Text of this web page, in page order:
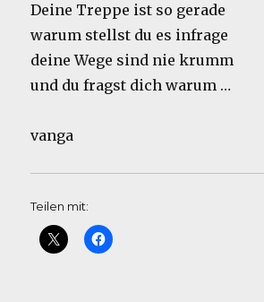
Deine Treppe ist so gerade
warum stellst du es infrage
deine Wege sind nie krumm
und du fragst dich warum …
vanga
Teilen mit: